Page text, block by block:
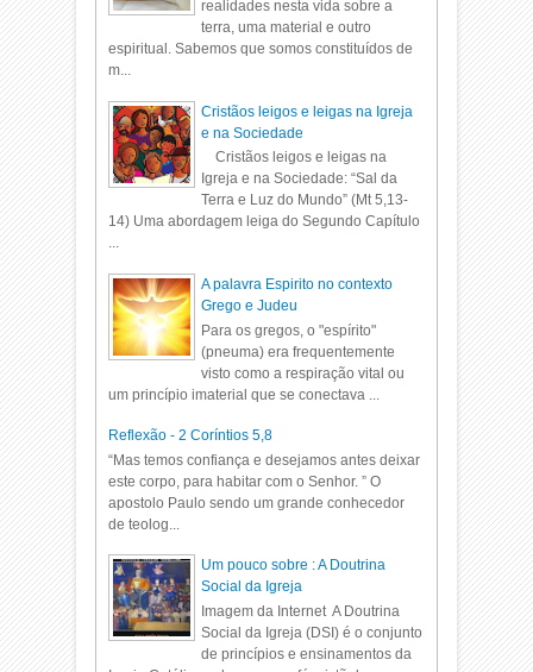
realidades nesta vida sobre a
terra, uma material e outro
espiritual. Sabemos que somos constituídos de
m...
Cristãos leigos e leigas na Igreja
e na Sociedade
Cristãos leigos e leigas na
Igreja e na Sociedade: “Sal da
Terra e Luz do Mundo” (Mt 5,13-
14) Uma abordagem leiga do Segundo Capítulo
...
A palavra Espirito no contexto
Grego e Judeu
Para os gregos, o "espírito"
(pneuma) era frequentemente
visto como a respiração vital ou
um princípio imaterial que se conectava ...
Reflexão - 2 Coríntios 5,8
“Mas temos confiança e desejamos antes deixar
este corpo, para habitar com o Senhor. ” O
apostolo Paulo sendo um grande conhecedor
de teolog...
Um pouco sobre : A Doutrina
Social da Igreja
Imagem da Internet A Doutrina
Social da Igreja (DSI) é o conjunto
de princípios e ensinamentos da